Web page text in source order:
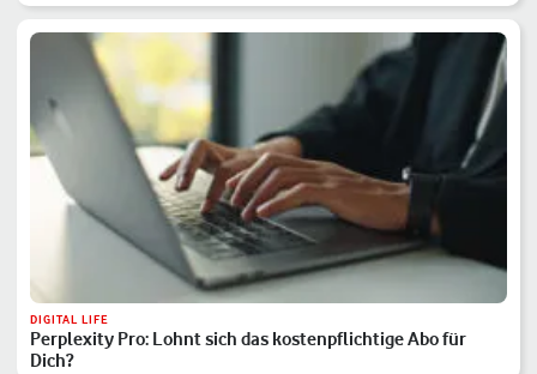
DIGITAL LIFE
Perplexity Pro: Lohnt sich das kostenpflichtige Abo für
Dich?